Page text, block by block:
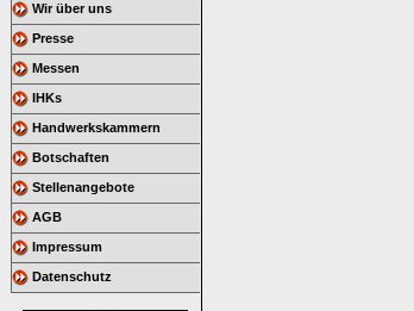
Wir über uns
Presse
Messen
IHKs
Handwerkskammern
Botschaften
Stellenangebote
AGB
Impressum
Datenschutz